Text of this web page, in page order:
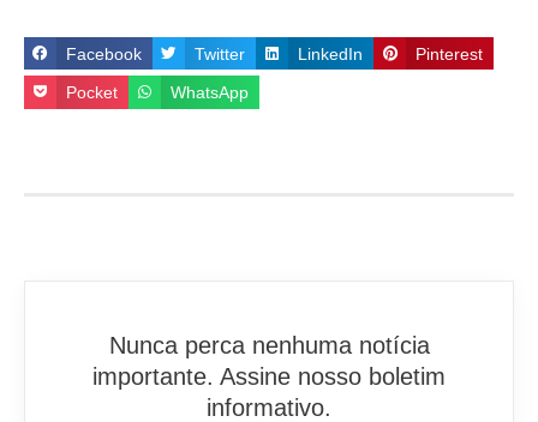
Facebook Twitter LinkedIn Pinterest
Pocket WhatsApp
Nunca perca nenhuma notícia
importante. Assine nosso boletim
informativo.